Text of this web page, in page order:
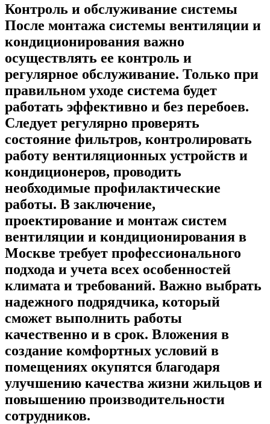
Контроль и обслуживание системы
После монтажа системы вентиляции и
кондиционирования важно
осуществлять ее контроль и
регулярное обслуживание. Только при
правильном уходе система будет
работать эффективно и без перебоев.
Следует регулярно проверять
состояние фильтров, контролировать
работу вентиляционных устройств и
кондиционеров, проводить
необходимые профилактические
работы. В заключение,
проектирование и монтаж систем
вентиляции и кондиционирования в
Москве требует профессионального
подхода и учета всех особенностей
климата и требований. Важно выбрать
надежного подрядчика, который
сможет выполнить работы
качественно и в срок. Вложения в
создание комфортных условий в
помещениях окупятся благодаря
улучшению качества жизни жильцов и
повышению производительности
сотрудников.